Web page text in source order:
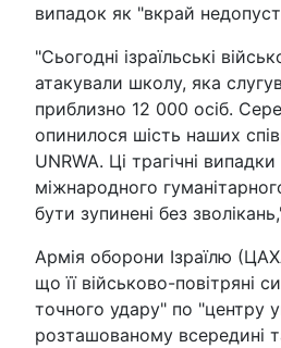
випадок як "вкрай
"Сьогодні ізраїльські
атакували школу, яка
приблизно 12 000 осіб.
опинилося шість наших
UNRWA. Ці трагічні
міжнародного
бути зупинені без
Армія оборони Ізраїлю
що її військово-повітряні
точного удару" по "центру
розташованому всередині